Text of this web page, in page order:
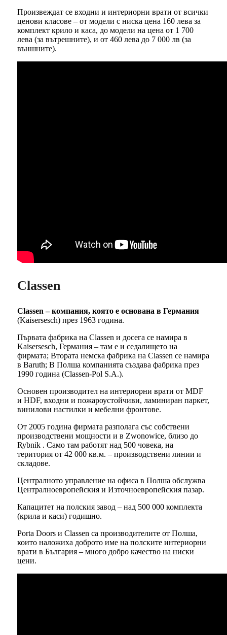
Произвеждат се входни и интериорни врати от всички
ценови класове – от модели с ниска цена 160 лева за
комплект крило и каса, до модели на цена от 1 700
лева (за вътрешните), и от 460 лева до 7 000 лв (за
външните).
Classen
Classen – компания, която е основана в Германия
(Kaisersesch) през 1963 година.
Първата фабрика на Classen и досега се намира в
Kaisersesch, Германия – там е и седалището на
фирмата; Втората немска фабрика на Classen се намира
в Baruth; В Полша компанията създава фабрика през
1990 година (Classen-Pol S.A.).
Основен производител на интериорни врати от MDF
и HDF, входни и пожароустойчиви, ламиниран паркет,
винилови настилки и мебелни фронтове.
От 2005 година фирмата разполага със собствени
производствени мощности и в Zwonowice, близо до
Rybnik . Само там работят над 500 човека, на
територия от 42 000 кв.м. – производствени линии и
складове.
Централното управление на офиса в Полша обслужва
Централноевропейския и Източноевропейския пазар.
Капацитет на полския завод – над 500 000 комплекта
(крила и каси) годишно.
Porta Doors и Classen са производителите от Полша,
които наложиха доброто име на полските интериорни
врати в България – много добро качество на ниски
цени.